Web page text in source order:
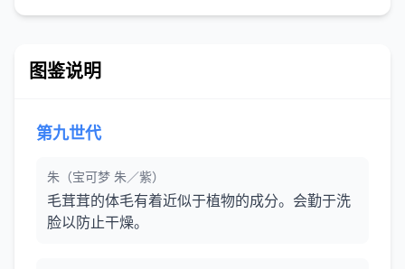
图鉴说明
第九世代
朱（宝可梦 朱／紫）
毛茸茸的体毛有着近似于植物的成分。会勤于洗
脸以防止干燥。